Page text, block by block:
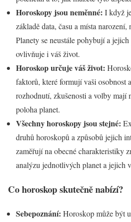
Horoskopy jsou neměnné: I když
základě data, času a místa narození,
Planety se neustále pohybují a
ovlivňuje i váš život.
Horoskop určuje váš život:
faktorů, které formují vaši osobnost
rozhodnutí, zkušenosti a volby mají
poloha planet.
Všechny horoskopy jsou stejné:
druhů horoskopů a způsobů jejich
zaměřují na obecné charakteristiky
analýzu jednotlivých planet a jejich
Co horoskop skutečně nabízí?
Sebepoznání: Horoskop může být